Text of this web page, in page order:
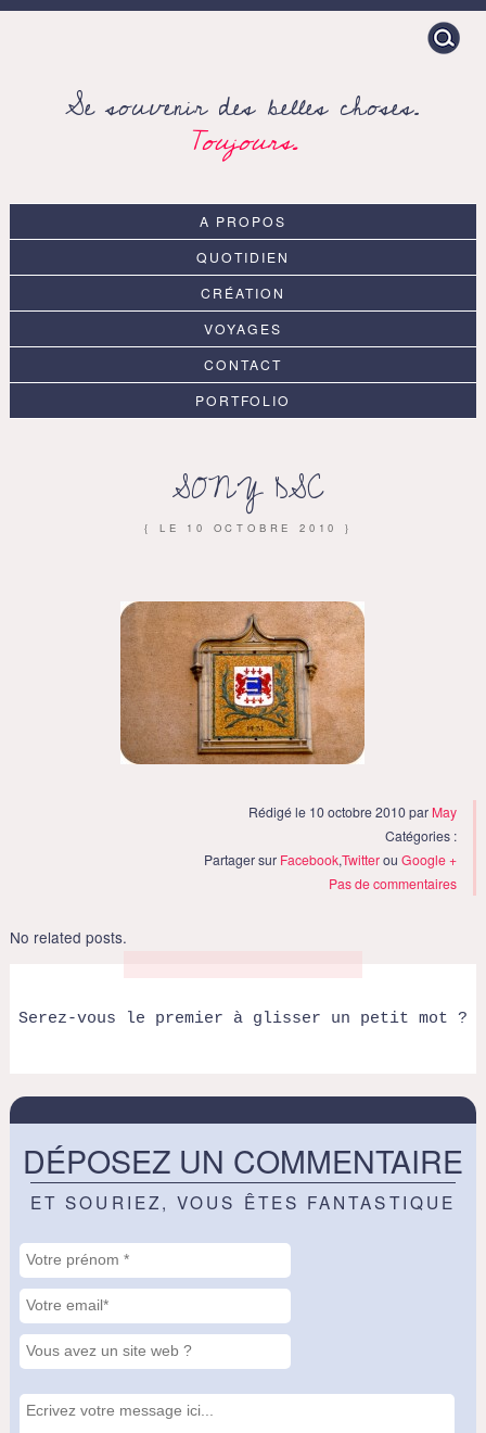
Search
for:
Se souvenir des belles choses.
Toujours.
A PROPOS
QUOTIDIEN
CRÉATION
VOYAGES
CONTACT
PORTFOLIO
SONY DSC
{ LE 10 OCTOBRE 2010 }
Rédigé le 10 octobre 2010 par May
Catégories :
Partager sur Facebook,TwitterouGoogle +
Pas de commentaires
No related posts.
Serez-vous le premier à glisser un petit mot ?
DÉPOSEZ UN COMMENTAIRE
ET SOURIEZ, VOUS ÊTES FANTASTIQUE